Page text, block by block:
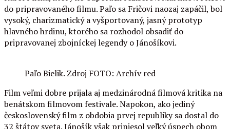
do pripravovaného filmu. Paľo sa Fričovi naozaj zapáčil, bol
vysoký, charizmatický a vyšportovaný, jasný prototyp
hlavného hrdinu, ktorého sa rozhodol obsadiť do
pripravovanej zbojníckej legendy o Jánošíkovi.
Paľo Bielik. Zdroj FOTO: Archív red
Film veľmi dobre prijala aj medzinárodná filmová kritika na
benátskom filmovom festivale. Napokon, ako jediný
československý film z obdobia prvej republiky sa dostal do
32 štátov sveta. Jánošík však priniesol veľký úspech obom